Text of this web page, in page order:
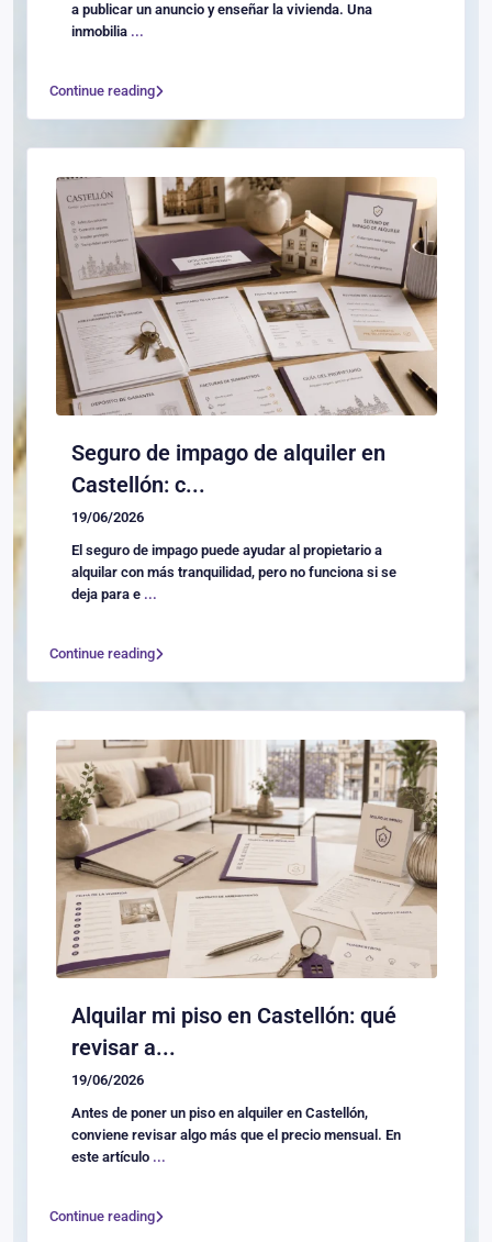
a publicar un anuncio y enseñar la vivienda. Una
inmobilia ...
Continue reading
Seguro de impago de alquiler en
Castellón: c...
19/06/2026
El seguro de impago puede ayudar al propietario a
alquilar con más tranquilidad, pero no funciona si se
deja para e ...
Continue reading
Alquilar mi piso en Castellón: qué
revisar a...
19/06/2026
Antes de poner un piso en alquiler en Castellón,
conviene revisar algo más que el precio mensual. En
este artículo ...
Continue reading